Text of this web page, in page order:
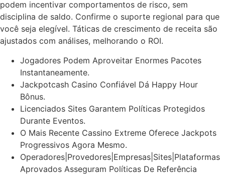
podem incentivar comportamentos de risco, sem
disciplina de saldo. Confirme o suporte regional para que
você seja elegível. Táticas de crescimento de receita são
ajustados com análises, melhorando o ROI.
Jogadores Podem Aproveitar Enormes Pacotes
Instantaneamente.
Jackpotcash Casino Confiável Dá Happy Hour
Bônus.
Licenciados Sites Garantem Políticas Protegidos
Durante Eventos.
O Mais Recente Cassino Extreme Oferece Jackpots
Progressivos Agora Mesmo.
Operadores|Provedores|Empresas|Sites|Plataformas
Aprovados Asseguram Políticas De Referência